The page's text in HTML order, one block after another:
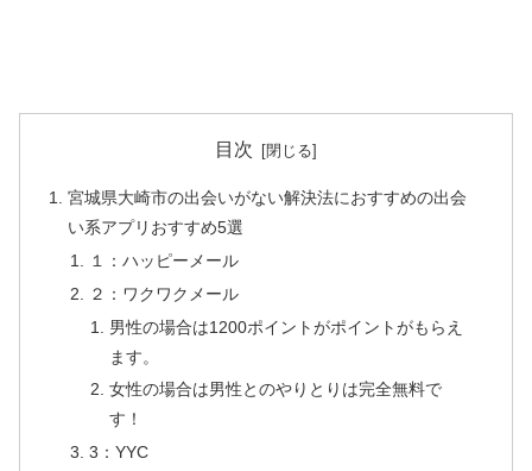
目次
宮城県大崎市の出会いがない解決法におすすめの出会
い系アプリおすすめ5選
１：ハッピーメール
２：ワクワクメール
男性の場合は1200ポイントがポイントがもらえ
ます。
女性の場合は男性とのやりとりは完全無料で
す！
3：YYC